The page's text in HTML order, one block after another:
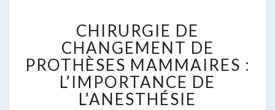
DE
CHANGEMENT
DE
PROTHÈSES
MAMMAIRES
:
CHIRURGIE DE
CHANGEMENT DE
PROTHÈSES MAMMAIRES :
L’IMPORTANCE DE
L’ANESTHÉSIE